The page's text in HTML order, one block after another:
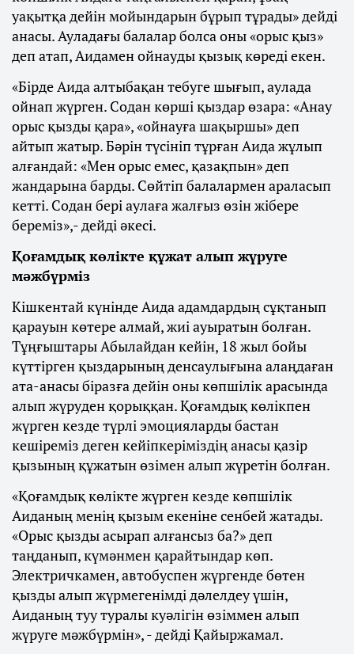
уақытқа дейін мойындарын бұрып тұрады» дейді
анасы. Ауладағы балалар болса оны «орыс қыз»
деп атап, Аидамен ойнауды қызық көреді екен.
«Бірде Аида алтыбақан тебуге шығып, аулада
ойнап жүрген. Содан көрші қыздар өзара: «Анау
орыс қызды қара», «ойнауға шақыршы» деп
айтып жатыр. Бәрін түсініп тұрған Аида жұлып
алғандай: «Мен орыс емес, қазақпын» деп
жандарына барды. Сөйтіп балалармен араласып
кетті. Содан бері аулаға жалғыз өзін жібере
береміз»,- дейді әкесі.
Қоғамдық көлікте құжат алып жүруге
мәжбүрміз
Кішкентай күнінде Аида адамдардың сұқтанып
қарауын көтере алмай, жиі ауыратын болған.
Тұңғыштары Абылайдан кейін, 18 жыл бойы
күттірген қыздарының денсаулығына алаңдаған
ата-анасы біразға дейін оны көпшілік арасында
алып жүруден қорыққан. Қоғамдық көлікпен
жүрген кезде түрлі эмоцияларды бастан
кешіреміз деген кейіпкеріміздің анасы қазір
қызының құжатын өзімен алып жүретін болған.
«Қоғамдық көлікте жүрген кезде көпшілік
Аиданың менің қызым екеніне сенбей жатады.
«Орыс қызды асырап алғансыз ба?» деп
таңданып, күмәнмен қарайтындар көп.
Электричкамен, автобуспен жүргенде бөтен
қызды алып жүрмегенімді дәлелдеу үшін,
Аиданың туу туралы куәлігін өзіммен алып
жүруге мәжбүрмін», - дейді Қайыржамал.